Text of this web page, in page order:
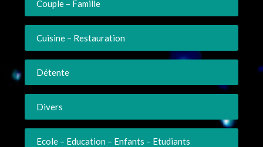
Couple – Famille
Cuisine – Restauration
Détente
Divers
Ecole – Education – Enfants – Etudiants